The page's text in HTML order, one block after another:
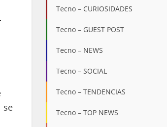
se
Tecno – CURIOSIDADES
Tecno – GUEST POST
Tecno – NEWS
Tecno – SOCIAL
Tecno – TENDENCIAS
Tecno – TOP NEWS